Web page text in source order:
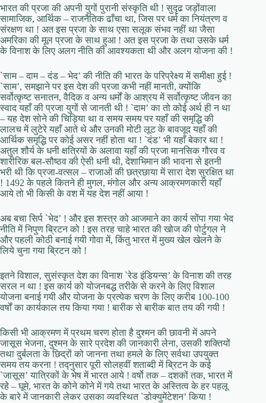
भारत की प्रजा की अपनी युगों पुरानी संस्कृति थी ! सुदृढ जड़ोंवाला
सामाजिक, आर्थिक – राजनैतिक ढाँचा था, जिस पर धर्म का नियंत्रण व
संरक्षण था ! अत इस प्रजा के साथ एसा सलूक संभव नहीं था जैसा
अमरिका की मूल प्रजा के साथ हुआ ! अत इस प्रजा के तथा उसके धर्म
के विनाश के लिए अलग नीति की आवश्यकता थी और अलग योजना की !
`साम – दाम – दंड – भेद’ की नीति की भारत के परिप्रेक्ष्य में समीक्षा हुई !
`साम’, समझाने पर इस देश की प्रजा कभी नहीं मानती, क्योंकि
सर्वोत्कृष्ट सनातन, वैदिक व अन्य धर्मों के आश्रय में सर्वोत्कृष्ट जीवन का
स्वाद यहाँ की प्रजा युगों से जानती थी ! `दाम’ का तो कोई अर्थ ही न था
– यह देश सोने की चिड़िया था व समय समय पर यहाँ की समृद्धि की
लालच में लुटेरे यहाँ आते थे और उनकी मोटी लूट के बावजूद यहाँ की
आर्थिक समृद्धि पर कोई असर नहीं होता था ! `दंड’ भी यहाँ बेकार था !
अतुल शौर्य के धनी क्षत्रियों के अलावा यहाँ की प्रजा मानसिक गौरव व
शारीरिक बल-सौष्ठव की ऐसी धनी थी, देशाभिमान की भावना से इतनी
भरी थी कि प्रजा-वत्सल – राजाओं की छत्रछाया में सारा देश सुरक्षित था
! 1492 के पहले कितने ही मुगल, मंगोल और अन्य आक्रमणकारी यहाँ
आये तो भी किसी के वश में यह देश नहीं आया !
अब बचा सिर्प `भेद’ ! और इस शस्त्र को आजमाने का कार्य सोंपा गया भेद
नीति में निपुण ब्रिटन को ! इस तरह चाहे भारत की खोज की पोर्टुगल ने
और पहली कोठी बनाई गयी गोवा में, किंतु भारत में मुख्य खेल खेलने के
लिये चुना गया ब्रिटन को !
इतने विशाल, सुसंस्कृत देश का विनाश `रेड इंडियन्स’ के विनाश की तरह
सरल न था ! इस कार्य को योजनबद्ध तरीके से करने के लिए विशाल
योजना बनाई गयी और योजना के प्रत्येक चरण के लिए करीब 100-100
वर्षों का कार्यकाल तय किया गया ! बारीक से बारीक बात तय की गयी !
किसी भी आक्रमण में प्रथम चरण होता है दुश्मन की छावनी में अपने
जासूस भेजना, दुश्मन के सारे प्रदेश की जानकारी लेना, उसकी शक्तियों
तथा दुर्बलता के छिद्रों को जानना तथा हमले के लिए सर्वथा उपयुक्त
समय तय करना ! तद्नुसार पूरी सोलहवीं शताब्दी में ब्रिटन के कई
`जासूस’ यात्रिकों के भेष में भारत आये ! वर्षो तक – दशकों तक, भारत में
रहे – घूमे, भारत के कोने कोने में गये तथा भारत के अस्तित्व के हर पहलू
के बारे में जानकारी लेकर उसका व्यवस्थित `डोक्युमेंटेशन’ किया !